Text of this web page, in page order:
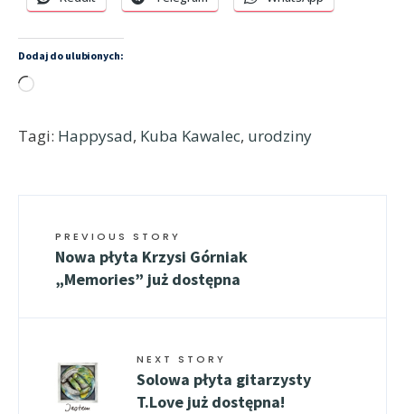
Dodaj do ulubionych:
Wczytywanie…
Tagi: Happysad, Kuba Kawalec, urodziny
PREVIOUS STORY
Nowa płyta Krzysi Górniak
„Memories” już dostępna
NEXT STORY
Solowa płyta gitarzysty
T.Love już dostępna!